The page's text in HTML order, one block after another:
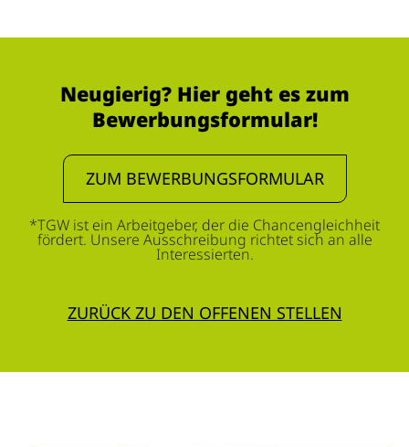
Neugierig? Hier geht es zum
Bewerbungsformular!
ZUM BEWERBUNGSFORMULAR
*TGW ist ein Arbeitgeber, der die Chancengleichheit
fördert. Unsere Ausschreibung richtet sich an alle
Interessierten.
ZURÜCK ZU DEN OFFENEN STELLEN